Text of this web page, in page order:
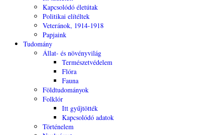
Kapcsolódó életútak
Politikai elítéltek
Veteránok, 1914-1918
Papjaink
Tudomány
Állat- és növényvilág
Természetvédelem
Flóra
Fauna
Földtudományok
Folklór
Itt gyűjtötték
Kapcsolódó adatok
Történelem